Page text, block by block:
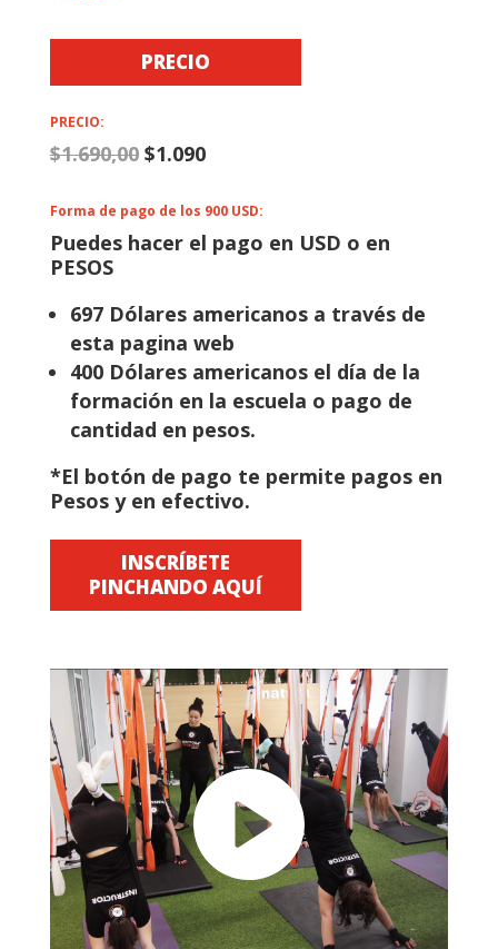
PRECIO
PRECIO:
$1.690,00 $1.090
Forma de pago de los 900 USD:
Puedes hacer el pago en USD o en
PESOS
697 Dólares americanos a través de
esta pagina web
400 Dólares americanos el día de la
formación en la escuela o pago de
cantidad en pesos.
*El botón de pago te permite pagos en
Pesos y en efectivo.
INSCRÍBETE
PINCHANDO AQUÍ